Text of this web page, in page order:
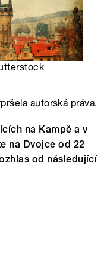
autorská práva.
na Kampě a v
na Dvojce od 22
od následující